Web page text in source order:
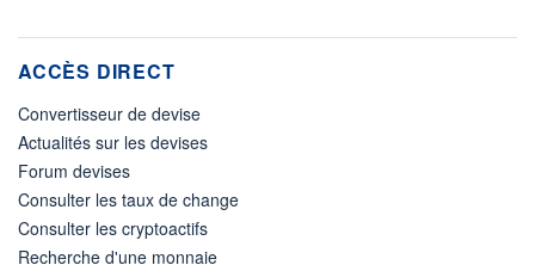
ACCÈS DIRECT
Convertisseur de devise
Actualités sur les devises
Forum devises
Consulter les taux de change
Consulter les cryptoactifs
Recherche d'une monnaie